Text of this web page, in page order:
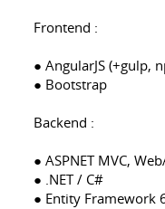
Frontend :
● AngularJS (+gulp,
● Bootstrap
Backend :
● ASPNET MVC,
● .NET / C#
● Entity Framework